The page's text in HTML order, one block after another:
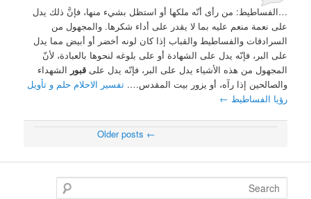
…الفساطيط: من رأى أنّه ملكها أو استظل بشيء منها، فإنَّ ذلك يدل
على نعمة منعم عليه بما لا يقدر على أداء شكرها. والمجهول من
السرادقات والفساطيط والقباب إذا كان لونه أخضر أو أبيض مما يدل
على البر، فإنّه يدل على الشهادة أو على بلوغه لنحوها بالعبادة، لأنّ
المجهول من هذه الأشياء يدل على البر، فإنّه يدل علىقبور الشهداء
والصالحين إذا رآه، أو يزور بيت المقدس….تفسير الاحلام حلم و تأويل
رؤيا الفساطيط ←
←
Search